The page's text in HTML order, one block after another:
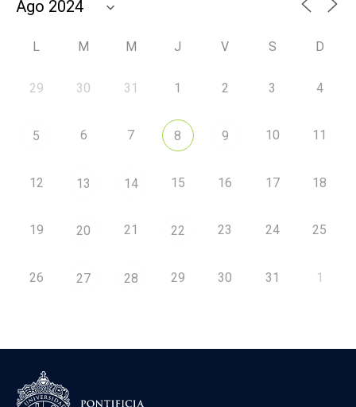
L M M J V S D
29 30 31 1 2 3 4
5 6 7 8 9 10 11
12 13 14 15 16 17 18
19 20 21 22 23 24 25
26 27 28 29 30 31 1